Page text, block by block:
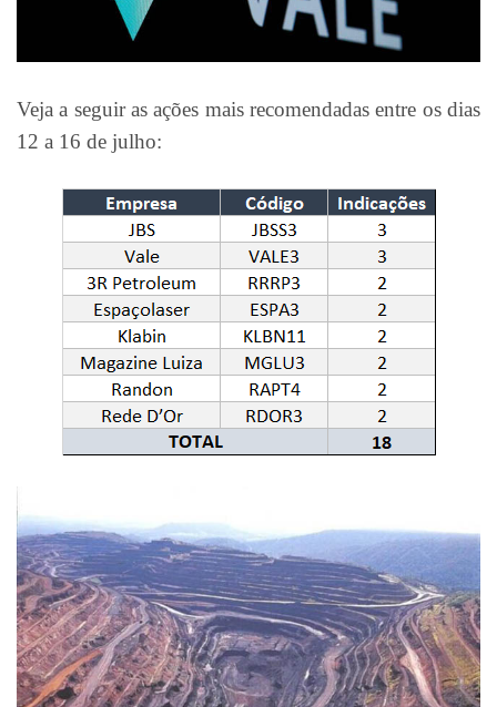
Veja a seguir as ações mais recomendadas entre os dias
12 a 16 de julho: